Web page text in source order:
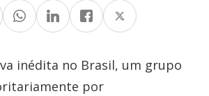
inédita no Brasil, um grupo
por